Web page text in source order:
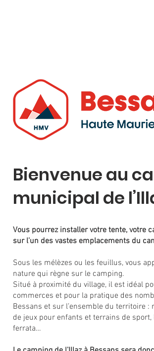
Bienvenue au
municipal de
Vous pourrez installer votre tente, votre
sur l’un des vastes emplacements du
Sous les mélèzes ou les feuillus, vous
nature qui règne sur le camping.
Situé à proximité du village, il est idéal
commerces et pour la pratique des
Bessans et sur l’ensemble du territoire :
de jeux pour enfants et terrains de sport,
ferrata…